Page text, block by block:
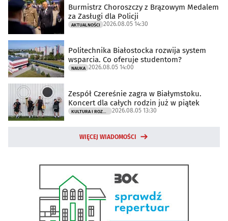
Burmistrz Choroszczy z Brązowym Medalem
za Zasługi dla Policji
AKTUALNOŚCI 2026.08.05 14:30
Politechnika Białostocka rozwija system
wsparcia. Co oferuje studentom?
NAUKA 2026.08.05 14:00
Zespół Czereśnie zagra w Białymstoku.
Koncert dla całych rodzin już w piątek
KULTURA I ROZRYWKA 2026.08.05 13:30
WIĘCEJ WIADOMOŚCI